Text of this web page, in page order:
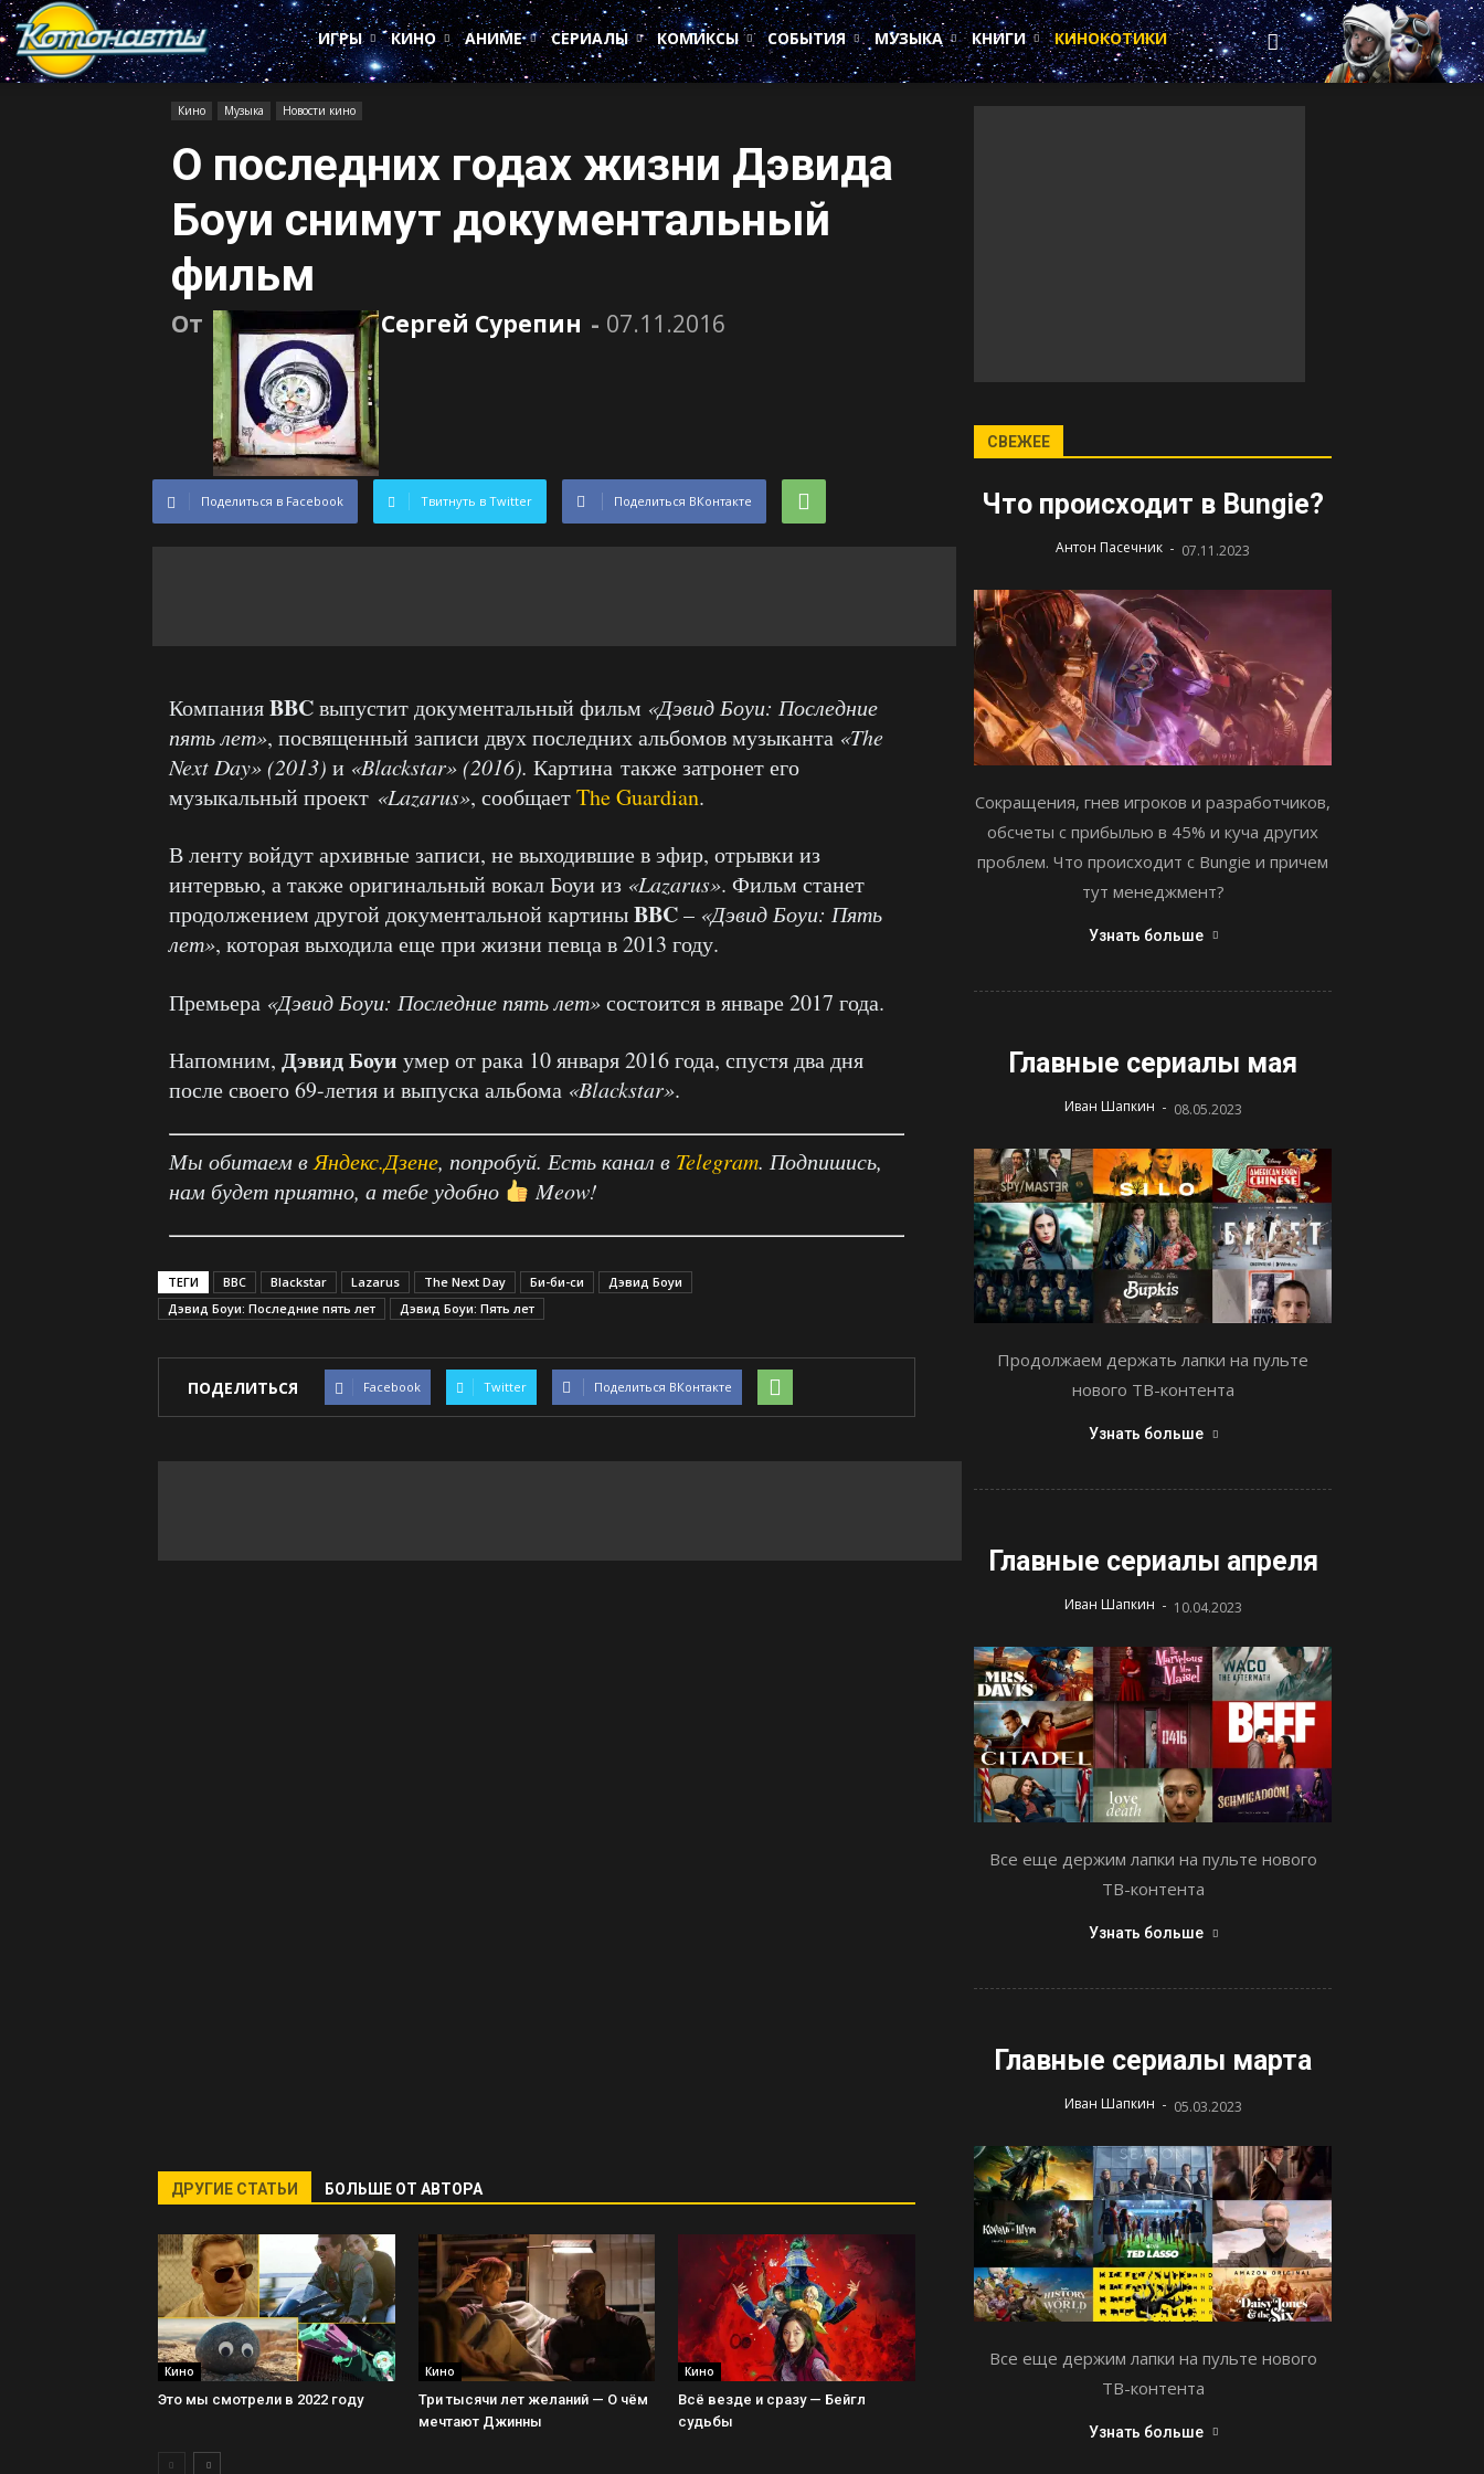
Котонавты
ИГРЫ
КИНО АНИМЕ СЕРИАЛЫ КОМИКСЫ СОБЫТИЯ МУЗЫКА КНИГИ КИНОКОТИКИ
Кино Музыка Новости кино
О последних годах жизни Дэвида
Боуи снимут документальный
фильм
От Сергей Сурепин - 07.11.2016
Поделиться в Facebook Твитнуть в Twitter Поделиться ВКонтакте
КомпанияBBCвыпустит документальный фильм «Дэвид Боуи: Последние
пять лет», посвященный записи двух последних альбомов музыканта «The
Next Day» (2013) и «Blackstar» (2016). Картина также затронет его
музыкальный проект «Lazarus», сообщаетThe Guardian.
В ленту войдут архивные записи, не выходившие в эфир, отрывки из
интервью, а также оригинальный вокал Боуи из «Lazarus». Фильм станет
продолжением другой документальной картиныBBC– «Дэвид Боуи: Пять
лет», которая выходила еще при жизни певца в 2013 году.
Премьера «Дэвид Боуи: Последние пять лет»состоится в январе 2017 года.
Напомним, Дэвид Боуи умер от рака 10 января 2016 года, спустя два дня
после своего 69-летия и выпуска альбома «Blackstar».
Мы обитаем в Яндекс.Дзене, попробуй. Есть канал в Telegram. Подпишись,
нам будет приятно, а тебе удобно
Meow!
ТЕГИ BBC Blackstar Lazarus The Next Day Би-би-си
Дэвид Боуи
Дэвид Боуи: Последние пять лет
Дэвид Боуи: Пять лет
ПОДЕЛИТЬСЯ Facebook Twitter Поделиться ВКонтакте
ДРУГИЕ СТАТЬИ БОЛЬШЕ ОТ АВТОРА
Кино
Это мы смотрели в 2022 году
Кино
Три тысячи лет желаний — О чём
мечтают Джинны
Кино
Всё везде и сразу — Бейгл
судьбы
СВЕЖЕЕ
Что происходит в Bungie?
Антон Пасечник - 07.11.2023
Сокращения, гнев игроков и разработчиков,
обсчеты с прибылью в 45% и куча других
проблем. Что происходит с Bungie и причем
тут менеджмент?
Узнать больше
Главные сериалы мая
Иван Шапкин - 08.05.2023
Продолжаем держать лапки на пульте
нового ТВ-контента
Узнать больше
Главные сериалы апреля
Иван Шапкин - 10.04.2023
Все еще держим лапки на пульте нового
ТВ-контента
Узнать больше
Главные сериалы марта
Иван Шапкин - 05.03.2023
Все еще держим лапки на пульте нового
ТВ-контента
Узнать больше